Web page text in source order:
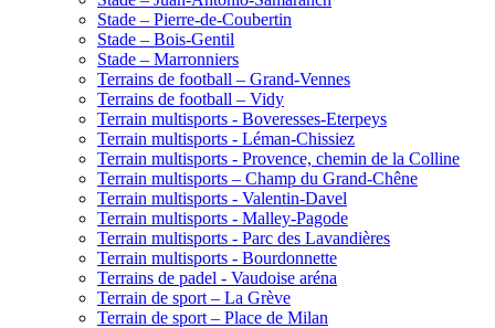
Stade – Pierre-de-Coubertin
Stade – Bois-Gentil
Stade – Marronniers
Terrains de football – Grand-Vennes
Terrains de football – Vidy
Terrain multisports - Boveresses-Eterpeys
Terrain multisports - Léman-Chissiez
Terrain multisports - Provence, chemin de la Colline
Terrain multisports – Champ du Grand-Chêne
Terrain multisports - Valentin-Davel
Terrain multisports - Malley-Pagode
Terrain multisports - Parc des Lavandières
Terrain multisports - Bourdonnette
Terrains de padel - Vaudoise aréna
Terrain de sport – La Grève
Terrain de sport – Place de Milan